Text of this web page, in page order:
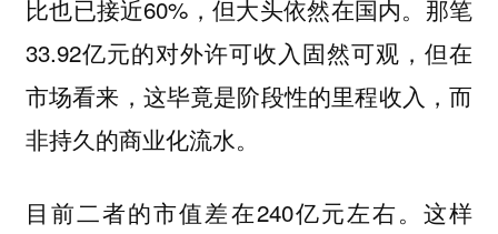
比也已接近60%，但大头依然在国内。那笔
33.92亿元的对外许可收入固然可观，但在
市场看来，这毕竟是阶段性的里程收入，而
非持久的商业化流水。
目前二者的市值差在240亿元左右。这样